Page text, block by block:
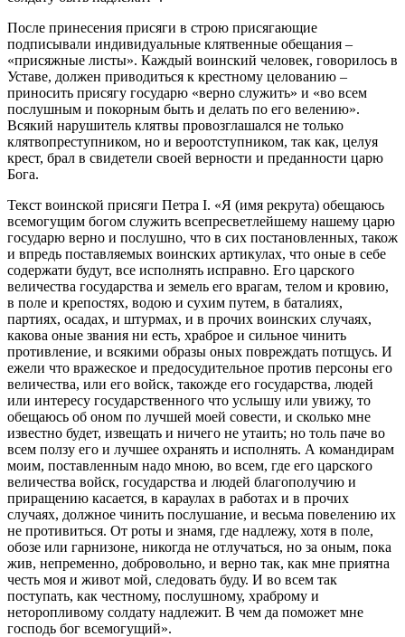
После принесения присяги в строю присягающие
подписывали индивидуальные клятвенные обещания –
«присяжные листы». Каждый воинский человек, говорилось в
Уставе, должен приводиться к крестному целованию –
приносить присягу государю «верно служить» и «во всем
послушным и покорным быть и делать по его велению».
Всякий нарушитель клятвы провозглашался не только
клятвопреступником, но и вероотступником, так как, целуя
крест, брал в свидетели своей верности и преданности царю
Бога.
Текст воинской присяги Петра I. «Я (имя рекрута) обещаюсь
всемогущим богом служить всепресветлейшему нашему царю
государю верно и послушно, что в сих постановленных, також
и впредь поставляемых воинских артикулах, что оные в себе
содержати будут, все исполнять исправно. Его царского
величества государства и земель его врагам, телом и кровию,
в поле и крепостях, водою и сухим путем, в баталиях,
партиях, осадах, и штурмах, и в прочих воинских случаях,
какова оные звания ни есть, храброе и сильное чинить
противление, и всякими образы оных повреждать потщусь. И
ежели что вражеское и предосудительное против персоны его
величества, или его войск, такожде его государства, людей
или интересу государственного что услышу или увижу, то
обещаюсь об оном по лучшей моей совести, и сколько мне
известно будет, извещать и ничего не утаить; но толь паче во
всем ползу его и лучшее охранять и исполнять. А командирам
моим, поставленным надо мною, во всем, где его царского
величества войск, государства и людей благополучию и
приращению касается, в караулах в работах и в прочих
случаях, должное чинить послушание, и весьма повелению их
не противиться. От роты и знамя, где надлежу, хотя в поле,
обозе или гарнизоне, никогда не отлучаться, но за оным, пока
жив, непременно, добровольно, и верно так, как мне приятна
честь моя и живот мой, следовать буду. И во всем так
поступать, как честному, послушному, храброму и
неторопливому солдату надлежит. В чем да поможет мне
господь бог всемогущий».